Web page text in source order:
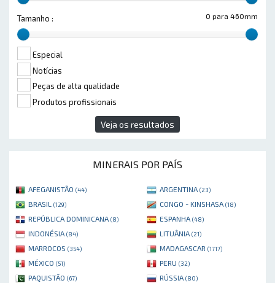
0 para 460mm
Tamanho :
Especial
Notícias
Peças de alta qualidade
Produtos profissionais
Veja os resultados
MINERAIS POR PAÍS
AFEGANISTÃO (44) ARGENTINA (23)
BRASIL (129) CONGO - KINSHASA (18)
REPÚBLICA DOMINICANA (8) ESPANHA (48)
INDONÉSIA (84) LITUÂNIA (21)
MARROCOS (354) MADAGASCAR (1717)
MÉXICO (51) PERU (32)
PAQUISTÃO (67) RÚSSIA (80)